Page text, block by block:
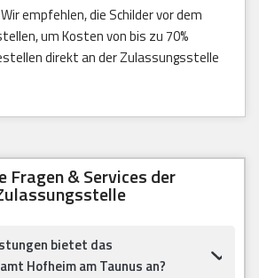
empfehlen, die Schilder vor dem
um Kosten von bis zu 70%
direkt an der Zulassungsstelle
Fragen & Services der
bietet das
Hofheim am Taunus an?